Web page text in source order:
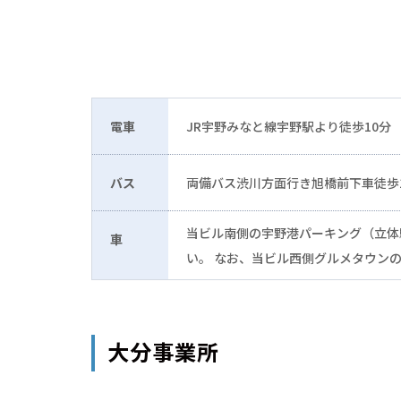
電車 JR宇野みなと線宇野駅より徒歩10分
バス 両備バス渋川方面行き旭橋前下車徒
車
当ビル南側の宇野港パーキング（立
い。 なお、当ビル西側グルメタウン
大分事業所